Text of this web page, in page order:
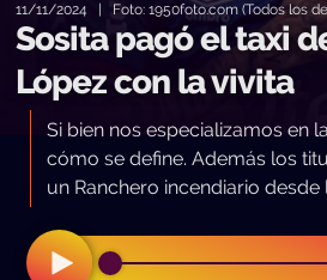
11/11/2024 | Foto: 1950foto.com (Todos los
Sosita pagó el taxi
López con la vivita
Si bien nos especializamos en
cómo se define. Además los
un Ranchero incendiario desde